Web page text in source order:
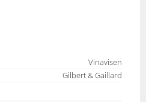
Vinavisen
Gilbert & Gaillard